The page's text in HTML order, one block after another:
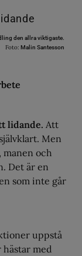
den allra viktigaste.
Foto: Malin Santesson
lidande. Att
Men
och
Det är en
som inte går
uppstå
hästar med